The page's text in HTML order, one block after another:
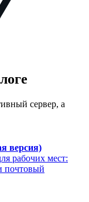
сервер, а
версия)
рабочих мест:
почтовый